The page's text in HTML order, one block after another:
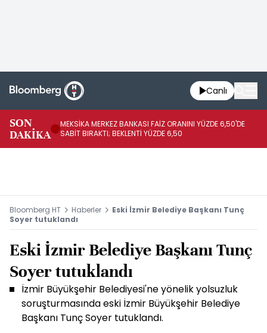
Canlı
SON
DAKİKA
MEKSİKA MERKEZ BANKASI FAİZ ORANINI YÜZDE 6,50'DE
SABİT BIRAKTI; BEKLENTİ YÜZDE 6,50
Bloomberg HT Haberler
Eski İzmir Belediye Başkanı Tunç
Soyer tutuklandı
Eski İzmir Belediye Başkanı Tunç
Soyer tutuklandı
İzmir Büyükşehir Belediyesi'ne yönelik yolsuzluk
soruşturmasında eski İzmir Büyükşehir Belediye
Başkanı Tunç Soyer tutuklandı.